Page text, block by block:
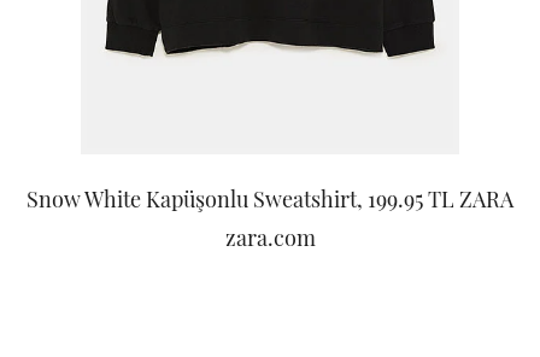
Snow White Kapüşonlu Sweatshirt, 199.95 TL ZARA
zara.com